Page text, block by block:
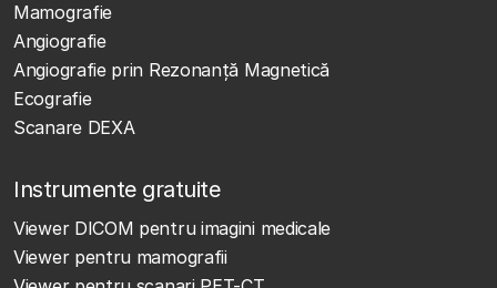
Mamografie
Angiografie
Angiografie prin Rezonanță Magnetică
Ecografie
Scanare DEXA
Instrumente gratuite
Viewer DICOM pentru imagini medicale
Viewer pentru mamografii